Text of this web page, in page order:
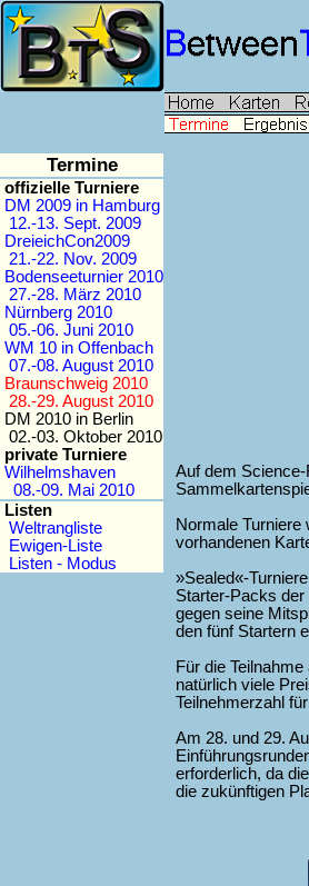
Termine
offizielle Turniere
DM 2009 in Hamburg
12.-13. Sept. 2009
DreieichCon2009
21.-22. Nov. 2009
Bodenseeturnier 2010
27.-28. März 2010
Nürnberg 2010
05.-06. Juni 2010
WM 10 in Offenbach
07.-08. August 2010
Braunschweig 2010
28.-29. August 2010
DM 2010 in Berlin
02.-03. Oktober 2010
private Turniere
Wilhelmshaven
08.-09. Mai 2010
Listen
Weltrangliste
Ewigen-Liste
Listen - Modus
Auf dem
Normale
vorhandenen
»Sealed«-
Starter-Packs
gegen seine
den fünf Startern
Für die
natürlich viele
Teilnehmerzahl
Am 28. und 29.
erforderlich, da
die zukünftigen